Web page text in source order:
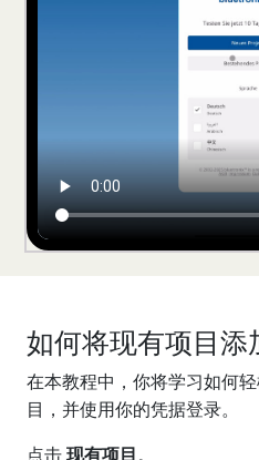
如何将现有项目添
在本教程中，你将学习如何
目，并使用你的凭据登录。
点击 现有项目。